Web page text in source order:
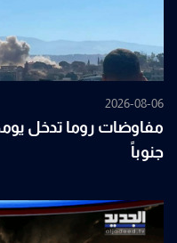
2026-08-06
مفاوضات روما تدخل
جنوباً